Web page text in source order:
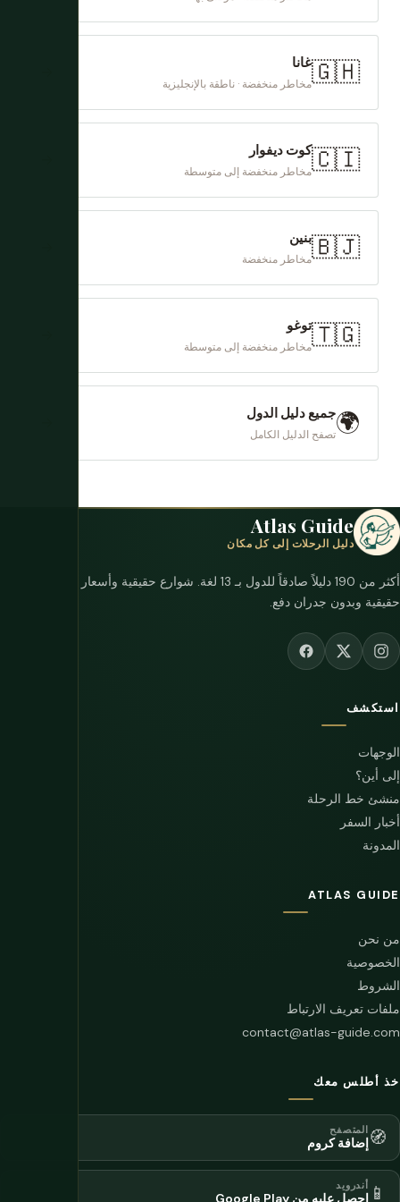
كل واحدة تقدم عمقاً غرب أفريقياً حقيقياً مع ملفات أمان أفضل
بكثير.
🇬🇭غانا
مخاطر منخفضة · ناطقة بالإنجليزية
🇨🇮كوت ديفوار
مخاطر منخفضة إلى متوسطة
🇧🇯بنين
مخاطر منخفضة
🇹🇬توغو
مخاطر منخفضة إلى متوسطة
🌍جميع دليل الدول
تصفح الدليل الكامل
Atlas Guide
دليل الرحلات إلى كل مكان
أكثر من 190 دليلاً صادقاً للدول بـ 13 لغة. شوارع حقيقية وأسعار
حقيقية وبدون جدران دفع.
استكشف
الوجهات
إلى أين؟
منشئ خط الرحلة
أخبار السفر
المدونة
ATLAS GUIDE
من نحن
الخصوصية
الشروط
ملفات تعريف الارتباط
contact@atlas-guide.com
خذ أطلس معك
🧭 المتصفح
إضافة كروم
📱 أندرويد
احصل عليه من Google Play